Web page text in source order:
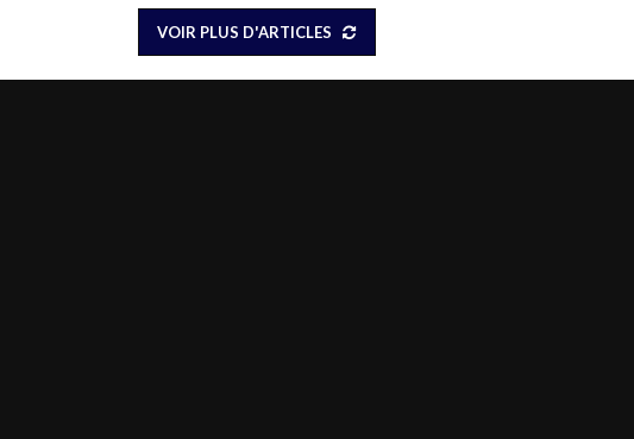
VOIR PLUS D'ARTICLES